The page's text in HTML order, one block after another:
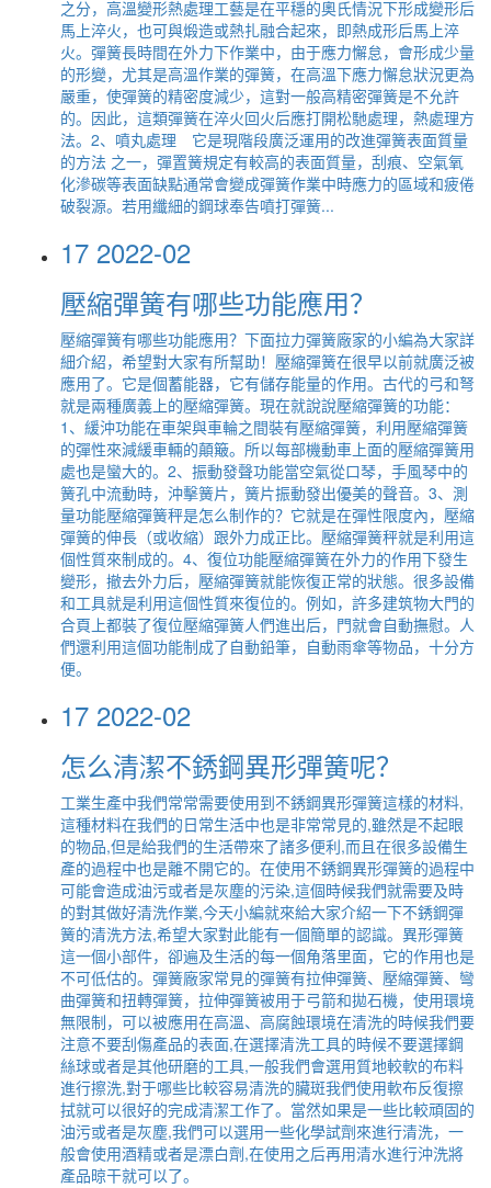
之分，高溫變形熱處理工藝是在平穩的奧氏情況下形成變形后
馬上淬火，也可與煅造或熱扎融合起來，即熱成形后馬上淬
火。彈簧長時間在外力下作業中，由于應力懈怠，會形成少量
的形變，尤其是高溫作業的彈簧，在高溫下應力懈怠狀況更為
嚴重，使彈簧的精密度減少，這對一般高精密彈簧是不允許
的。因此，這類彈簧在淬火回火后應打開松馳處理，熱處理方
法。2、噴丸處理 它是現階段廣泛運用的改進彈簧表面質量
的方法 之一，彈置簧規定有較高的表面質量，刮痕、空氣氧
化滲碳等表面缺點通常會變成彈簧作業中時應力的區域和疲倦
破裂源。若用纖細的鋼球奉告噴打彈簧...
17 2022-02
壓縮彈簧有哪些功能應用？
壓縮彈簧有哪些功能應用？下面拉力彈簧廠家的小編為大家詳
細介紹，希望對大家有所幫助！壓縮彈簧在很早以前就廣泛被
應用了。它是個蓄能器，它有儲存能量的作用。古代的弓和弩
就是兩種廣義上的壓縮彈簧。現在就說說壓縮彈簧的功能：
1、緩沖功能在車架與車輪之間裝有壓縮彈簧，利用壓縮彈簧
的彈性來減緩車輛的顛簸。所以每部機動車上面的壓縮彈簧用
處也是蠻大的。2、振動發聲功能當空氣從口琴，手風琴中的
簧孔中流動時，沖擊簧片，簧片振動發出優美的聲音。3、測
量功能壓縮彈簧秤是怎么制作的？它就是在彈性限度內，壓縮
彈簧的伸長（或收縮）跟外力成正比。壓縮彈簧秤就是利用這
個性質來制成的。4、復位功能壓縮彈簧在外力的作用下發生
變形，撤去外力后，壓縮彈簧就能恢復正常的狀態。很多設備
和工具就是利用這個性質來復位的。例如，許多建筑物大門的
合頁上都裝了復位壓縮彈簧人們進出后，門就會自動撫慰。人
們還利用這個功能制成了自動鉛筆，自動雨傘等物品，十分方
便。
17 2022-02
怎么清潔不銹鋼異形彈簧呢？
工業生產中我們常常需要使用到不銹鋼異形彈簧這樣的材料,
這種材料在我們的日常生活中也是非常常見的,雖然是不起眼
的物品,但是給我們的生活帶來了諸多便利,而且在很多設備生
產的過程中也是離不開它的。在使用不銹鋼異形彈簧的過程中
可能會造成油污或者是灰塵的污染,這個時候我們就需要及時
的對其做好清洗作業,今天小編就來給大家介紹一下不銹鋼彈
簧的清洗方法,希望大家對此能有一個簡單的認識。異形彈簧
這一個小部件，卻遍及生活的每一個角落里面，它的作用也是
不可低估的。彈簧廠家常見的彈簧有拉伸彈簧、壓縮彈簧、彎
曲彈簧和扭轉彈簧，拉伸彈簧被用于弓箭和拋石機，使用環境
無限制，可以被應用在高溫、高腐蝕環境在清洗的時候我們要
注意不要刮傷產品的表面,在選擇清洗工具的時候不要選擇鋼
絲球或者是其他研磨的工具,一般我們會選用質地較軟的布料
進行擦洗,對于哪些比較容易清洗的臟斑我們使用軟布反復擦
拭就可以很好的完成清潔工作了。當然如果是一些比較頑固的
油污或者是灰塵,我們可以選用一些化學試劑來進行清洗，一
般會使用酒精或者是漂白劑,在使用之后再用清水進行沖洗將
產品晾干就可以了。